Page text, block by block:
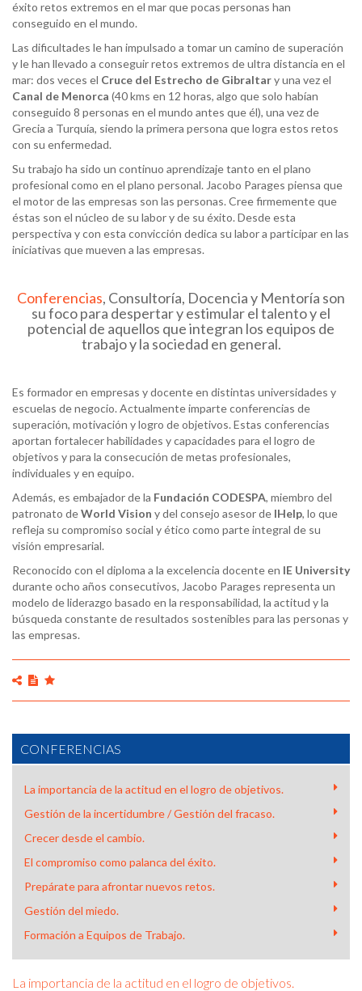
éxito retos extremos en el mar que pocas personas han
conseguido en el mundo.
Las dificultades le han impulsado a tomar un camino de superación
y le han llevado a conseguir retos extremos de ultra distancia en el
mar: dos veces el Cruce del Estrecho de Gibraltary una vez el
Canal de Menorca (40 kms en 12 horas, algo que solo habían
conseguido 8 personas en el mundo antes que él), una vez de
Grecia a Turquía, siendo la primera persona que logra estos retos
con su enfermedad.
Su trabajo ha sido un continuo aprendizaje tanto en el plano
profesional como en el plano personal. Jacobo Parages piensa que
el motor de las empresas son las personas. Cree firmemente que
éstas son el núcleo de su labor y de su éxito. Desde esta
perspectiva y con esta convicción dedica su labor a participar en las
iniciativas que mueven a las empresas.
Conferencias, Consultoría, Docencia y Mentoría son
su foco para despertar y estimular el talento y el
potencial de aquellos que integran los equipos de
trabajo y la sociedad en general.
Es formador en empresas y docente en distintas universidades y
escuelas de negocio. Actualmente imparte conferencias de
superación, motivación y logro de objetivos. Estas conferencias
aportan fortalecer habilidades y capacidades para el logro de
objetivos y para la consecución de metas profesionales,
individuales y en equipo.
Además, es embajador de la Fundación CODESPA, miembro del
patronato deWorld Vision y del consejo asesor de IHelp, lo que
refleja su compromiso social y ético como parte integral de su
visión empresarial.
Reconocido con el diploma a la excelencia docente en IE University
durante ocho años consecutivos, Jacobo Parages representa un
modelo de liderazgo basado en la responsabilidad, la actitud y la
búsqueda constante de resultados sostenibles para las personas y
las empresas.
CONFERENCIAS
La importancia de la actitud en el logro de objetivos.
Gestión de la incertidumbre / Gestión del fracaso.
Crecer desde el cambio.
El compromiso como palanca del éxito.
Prepárate para afrontar nuevos retos.
Gestión del miedo.
Formación a Equipos de Trabajo.
La importancia de la actitud en el logro de objetivos.